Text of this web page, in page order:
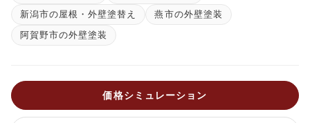
新潟市の屋根・外壁塗替え
燕市の外壁塗装
阿賀野市の外壁塗装
価格シミュレーション